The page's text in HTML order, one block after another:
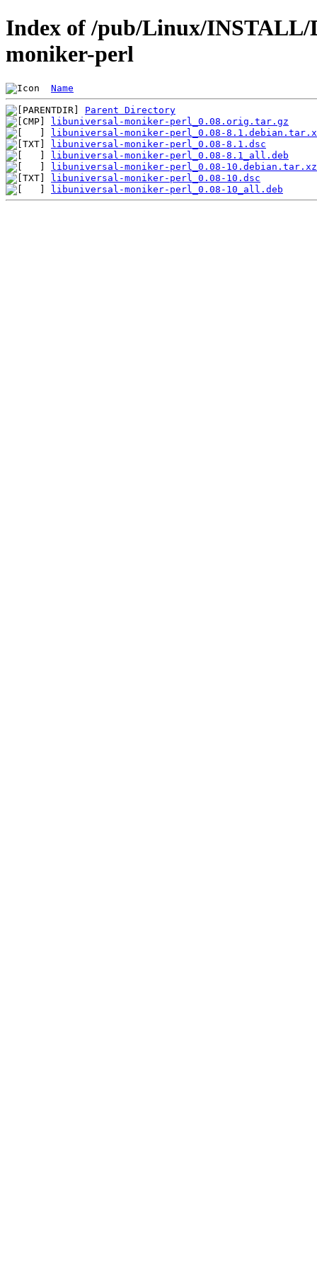
Index of /pub/Linux/
moniker-perl
Name
Parent Directory
libuniversal-moniker-perl_0.08.orig.tar.gz
libuniversal-moniker-perl_0.08-
libuniversal-moniker-perl_0.08-8.1.dsc
libuniversal-moniker-perl_0.08-8.1_all.deb
libuniversal-moniker-perl_0.08-10.debian.tar.xz
libuniversal-moniker-perl_0.08-10.dsc
libuniversal-moniker-perl_0.08-10_all.deb